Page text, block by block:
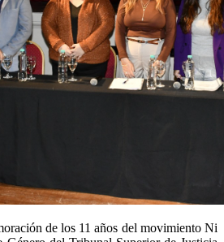
de los 11 años del movimiento Ni